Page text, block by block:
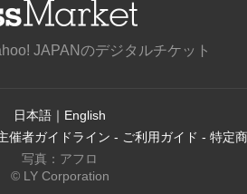
JAPANのデジタルチケット
日本語 ｜ English
催者ガイドライン - ご利用ガイド - 特定
写真：アフロ
© LY Corporation